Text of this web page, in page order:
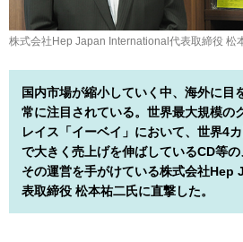
株式会社Hep Japan International代表取締役 松
国内市場が縮小していく中、海外に目
常に注目されている。世界最大規模の
レイス「イーベイ」において、世界4
で大きく売上げを伸ばしているCD等の
その運営を手がけている株式会社
表取締役 松本祐二氏に直撃した。